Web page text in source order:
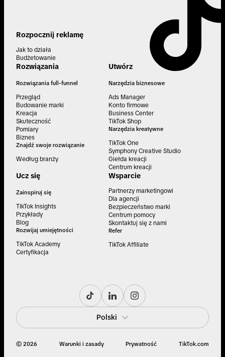
Rozpocznij reklamę
Jak to działa
Budżetowanie
Rozwiązania
Rozwiązania full-funnel
Przegląd
Budowanie marki
Kreacja
Skuteczność
Pomiary
Biznes
Znajdź swoje rozwiązanie
Według branży
Utwórz
Narzędzia biznesowe
Ads Manager
Konto firmowe
Business Center
TikTok Shop
Narzędzia kreatywne
TikTok One
Symphony Creative Studio
Giełda kreacji
Centrum kreacji
Ucz się
Zainspiruj się
TIkTok Insights
Przykłady
Blog
Rozwijaj umiejętności
TikTok Academy
Certyfikacja
Wsparcie
Partnerzy marketingowi
Dla agencji
Bezpieczeństwo marki
Centrum pomocy
Skontaktuj się z nami
Refer
TikTok Affiliate
Polski
© 2026 Warunki i zasady Prywatność TikTok.com